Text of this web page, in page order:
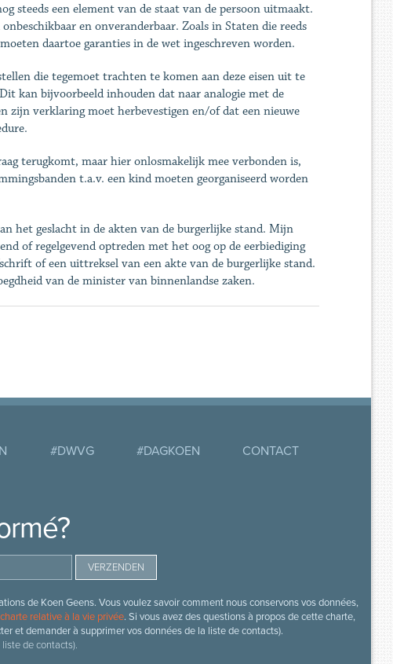
steeds een element van de staat van de persoon uitmaakt.
en onveranderbaar. Zoals in Staten die reeds
daartoe garanties in de wet ingeschreven worden.
die tegemoet trachten te komen aan deze eisen uit te
kan bijvoorbeeld inhouden dat naar analogie met de
zijn verklaring moet herbevestigen en/of dat een nieuwe
terugkomt, maar hier onlosmakelijk mee verbonden is,
t.a.v. een kind moeten georganiseerd worden
het geslacht in de akten van de burgerlijke stand. Mijn
of regelgevend optreden met het oog op de eerbiediging
of een uittreksel van een akte van de burgerlijke stand.
van de minister van binnenlandse zaken.
#DWVG #DAGKOEN CONTACT
de Koen Geens. Vous voulez savoir comment nous conservons vos données,
charte relative à la vie privée. Si vous avez des questions à propos de cette charte,
et demander à supprimer vos données de la liste de contacts).
de contacts).